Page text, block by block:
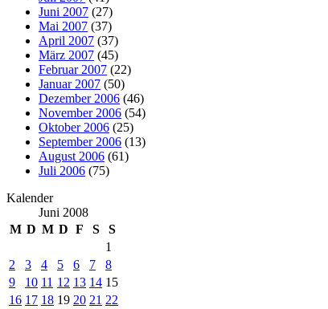
Juni 2007 (27)
Mai 2007 (37)
April 2007 (37)
März 2007 (45)
Februar 2007 (22)
Januar 2007 (50)
Dezember 2006 (46)
November 2006 (54)
Oktober 2006 (25)
September 2006 (13)
August 2006 (61)
Juli 2006 (75)
Kalender
Juni 2008
M D M D F S
S
1
2
3 4 5 6 7
8
9
10 11 12 13 14 15
16 17 18 19 20 21 22